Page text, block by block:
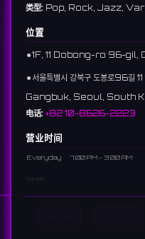
类型: Pop, Rock, Jazz,
位置
⚫︎1F, 11 Dobong-ro 96-
⚫︎서울특별시 강북구 도봉로96길 11
Gangbuk, Seoul, South
电话: +82 10-8626-2223
营业时间
Everyday 7:00 PM - 3:00 AM
说明
수유에 위치한 LP 바로, 분위기 있